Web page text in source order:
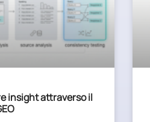
insight attraverso il